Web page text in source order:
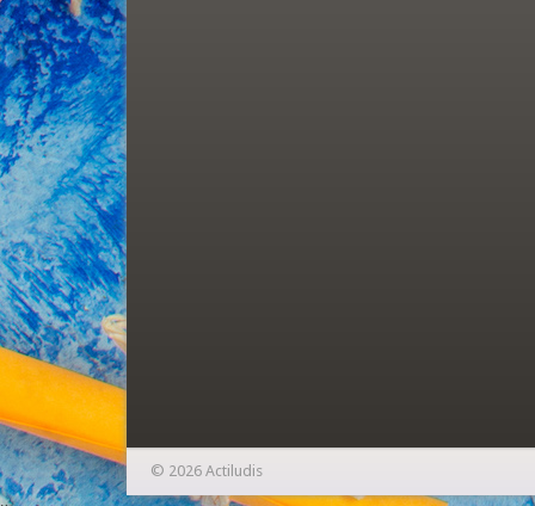
© 2026 Actiludis